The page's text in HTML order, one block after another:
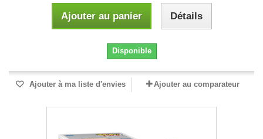
Ajouter au panier Détails
Disponible
Ajouter à ma liste d'envies Ajouter au comparateur